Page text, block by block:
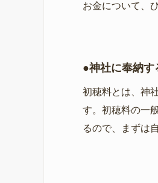
お金について、
●神社に奉納す
初穂料とは、神
す。初穂料の一
るので、まずは